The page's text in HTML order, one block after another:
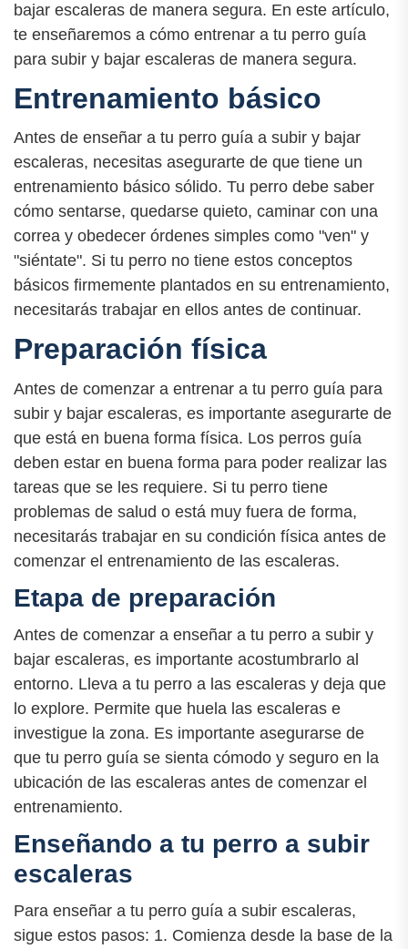
bajar escaleras de manera segura. En este artículo,
te enseñaremos a cómo entrenar a tu perro guía
para subir y bajar escaleras de manera segura.
Entrenamiento básico
Antes de enseñar a tu perro guía a subir y bajar
escaleras, necesitas asegurarte de que tiene un
entrenamiento básico sólido. Tu perro debe saber
cómo sentarse, quedarse quieto, caminar con una
correa y obedecer órdenes simples como "ven" y
"siéntate". Si tu perro no tiene estos conceptos
básicos firmemente plantados en su entrenamiento,
necesitarás trabajar en ellos antes de continuar.
Preparación física
Antes de comenzar a entrenar a tu perro guía para
subir y bajar escaleras, es importante asegurarte de
que está en buena forma física. Los perros guía
deben estar en buena forma para poder realizar las
tareas que se les requiere. Si tu perro tiene
problemas de salud o está muy fuera de forma,
necesitarás trabajar en su condición física antes de
comenzar el entrenamiento de las escaleras.
Etapa de preparación
Antes de comenzar a enseñar a tu perro a subir y
bajar escaleras, es importante acostumbrarlo al
entorno. Lleva a tu perro a las escaleras y deja que
lo explore. Permite que huela las escaleras e
investigue la zona. Es importante asegurarse de
que tu perro guía se sienta cómodo y seguro en la
ubicación de las escaleras antes de comenzar el
entrenamiento.
Enseñando a tu perro a subir
escaleras
Para enseñar a tu perro guía a subir escaleras,
sigue estos pasos: 1. Comienza desde la base de la